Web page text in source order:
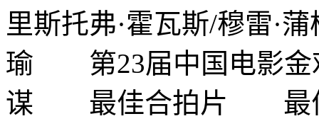
里斯托弗·霍瓦斯/穆雷·
瑜 第23届中国电影金
谋 最佳合拍片 最